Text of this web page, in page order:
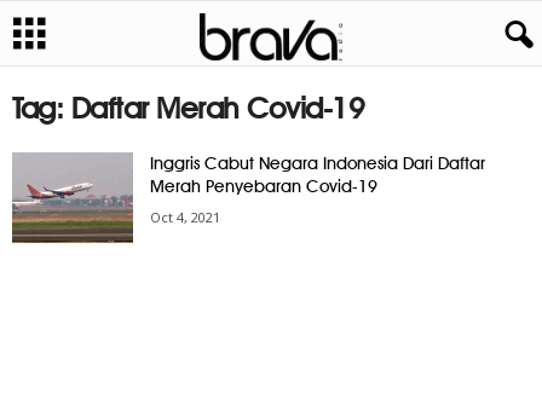
Tag: Daftar Merah Covid-19
Inggris Cabut Negara Indonesia Dari Daftar
Merah Penyebaran Covid-19
Oct 4, 2021